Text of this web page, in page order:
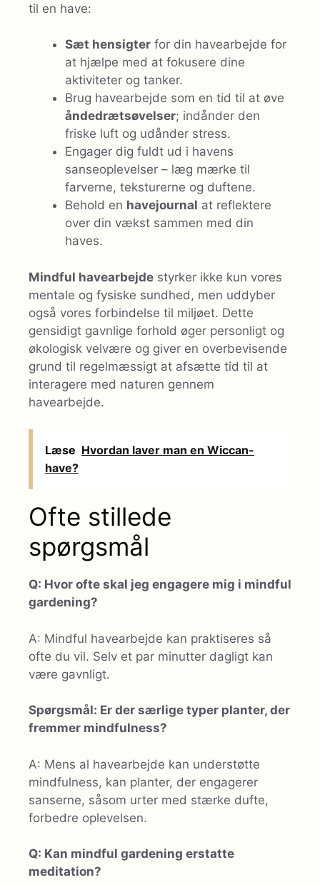
til en have:
Sæt hensigter for din havearbejde for
at hjælpe med at fokusere dine
aktiviteter og tanker.
Brug havearbejde som en tid til at øve
åndedrætsøvelser; indånder den
friske luft og udånder stress.
Engager dig fuldt ud i havens
sanseoplevelser – læg mærke til
farverne, teksturerne og duftene.
Behold en havejournal at reflektere
over din vækst sammen med din
haves.
Mindful havearbejde styrker ikke kun vores
mentale og fysiske sundhed, men uddyber
også vores forbindelse til miljøet. Dette
gensidigt gavnlige forhold øger personligt og
økologisk velvære og giver en overbevisende
grund til regelmæssigt at afsætte tid til at
interagere med naturen gennem
havearbejde.
Læse Hvordan laver man en Wiccan-
have?
Ofte stillede
spørgsmål
Q: Hvor ofte skal jeg engagere mig i mindful
gardening?
A: Mindful havearbejde kan praktiseres så
ofte du vil. Selv et par minutter dagligt kan
være gavnligt.
Spørgsmål: Er der særlige typer planter, der
fremmer mindfulness?
A: Mens al havearbejde kan understøtte
mindfulness, kan planter, der engagerer
sanserne, såsom urter med stærke dufte,
forbedre oplevelsen.
Q: Kan mindful gardening erstatte
meditation?